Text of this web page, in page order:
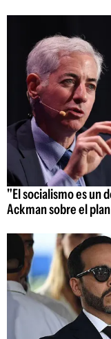
"El socialismo es un
Ackman sobre el